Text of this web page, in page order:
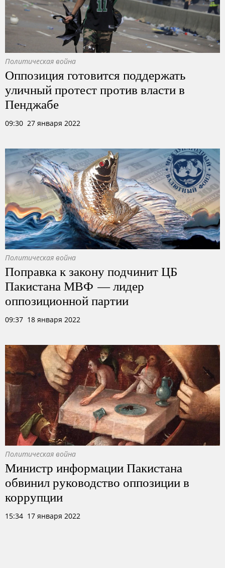
Политическая война
Оппозиция готовится поддержать
уличный протест против власти в
Пенджабе
09:30 27 января 2022
Политическая война
Поправка к закону подчинит ЦБ
Пакистана МВФ — лидер
оппозиционной партии
09:37 18 января 2022
Политическая война
Министр информации Пакистана
обвинил руководство оппозиции в
коррупции
15:34 17 января 2022